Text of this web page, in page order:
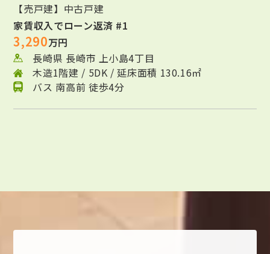
【売戸建】中古戸建
家賃収入でローン返済 #1
3,290万円
長崎県 長崎市 上小島4丁目
木造1階建 / 5DK / 延床面積 130.16㎡
バス 南高前 徒歩4分